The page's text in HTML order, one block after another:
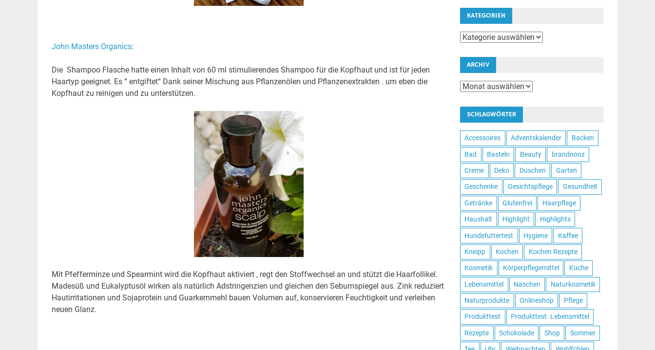
John Masters Organics:
Die Shampoo Flasche hatte einen Inhalt von 60 ml stimulierendes Shampoo für die Kopfhaut und ist für jeden
Haartyp geeignet. Es “ entgiftet“ Dank seiner Mischung aus Pflanzenölen und Pflanzenextrakten . um eben die
Kopfhaut zu reinigen und zu unterstützen.
Mit Pfefferminze und Spearmint wird die Kopfhaut aktiviert , regt den Stoffwechsel an und stützt die Haarfollikel.
Madesüß und Eukalyptusöl wirken als natürlich Adstringenzien und gleichen den Sebumspiegel aus. Zink reduziert
Hautirritationen und Sojaprotein und Guarkernmehl bauen Volumen auf, konservieren Feuchtigkeit und verleihen
neuen Glanz.
KATEGORIEN
Kategorien
ARCHIV
Archiv
SCHLAGWÖRTER
Accessoires Adventskalender Backen
Bad Basteln Beauty brandnooz
Creme Deko Duschen Garten
Geschenke Gesichtspflege Gesundheit
Getränke Glutenfrei Haarpflege
Haushalt Highlight Highlights
Hundefuttertest Hygiene Kaffee
Kneipp Kochen Kochen Rezepte
Kosmetik Körperpflegemittel Küche
Lebensmittel Naschen Naturkosmetik
Naturprodukte Onlineshop Pflege
Produkttest Produkttest. Lebensmittel
Rezepte Schokolade Shop Sommer